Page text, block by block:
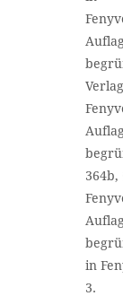
in
3.
364b,